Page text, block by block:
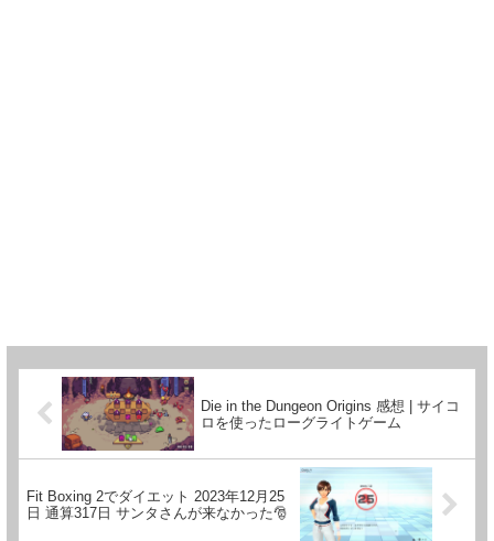
Die in the Dungeon Origins 感想 | サイコ
ロを使ったローグライトゲーム
Fit Boxing 2でダイエット 2023年12月25
日 通算317日 サンタさんが来なかった🎅